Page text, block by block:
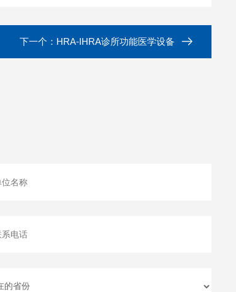
下一个： HRA-IHRA诊所功能医学设备